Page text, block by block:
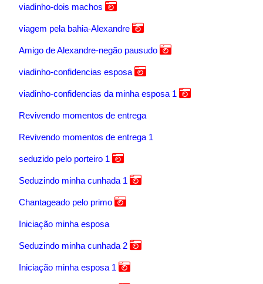
viadinho-dois machos
viagem pela bahia-Alexandre
Amigo de Alexandre-negão pausudo
viadinho-confidencias esposa
viadinho-confidencias da minha esposa 1
Revivendo momentos de entrega
Revivendo momentos de entrega 1
seduzido pelo porteiro 1
Seduzindo minha cunhada 1
Chantageado pelo primo
Iniciação minha esposa
Seduzindo minha cunhada 2
Iniciação minha esposa 1